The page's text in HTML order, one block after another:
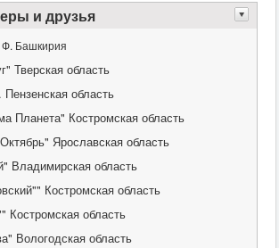
и друзья
Башкирия
Тверская область
область
Планета" Костромская область
Ярославская область
Владимирская область
Костромская область
Костромская область
Вологодская область